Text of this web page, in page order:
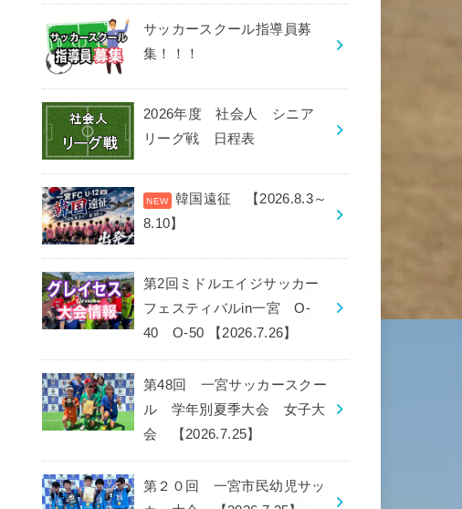
サッカースクール指導員募
集！！！
2026年度 社会人 シニア
リーグ戦 日程表
韓国遠征 【2026.8.3～
8.10】
第2回ミドルエイジサッカー
フェスティバルin一宮 O-
40 O-50 【2026.7.26】
第48回 一宮サッカースクー
ル 学年別夏季大会 女子大
会 【2026.7.25】
第２０回 一宮市民幼児サッ